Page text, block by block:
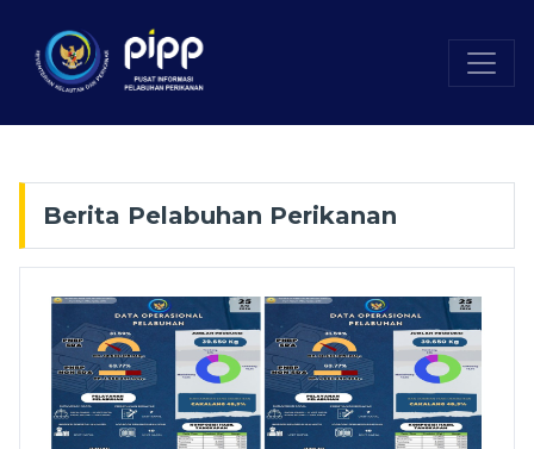
Berita Pelabuhan Perikanan